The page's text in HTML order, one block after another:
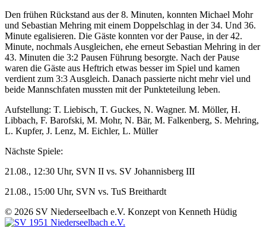
Den frühen Rückstand aus der 8. Minuten, konnten Michael Mohr
und Sebastian Mehring mit einem Doppelschlag in der 34. Und 36.
Minute egalisieren. Die Gäste konnten vor der Pause, in der 42.
Minute, nochmals Ausgleichen, ehe erneut Sebastian Mehring in der
43. Minuten die 3:2 Pausen Führung besorgte. Nach der Pause
waren die Gäste aus Heftrich etwas besser im Spiel und kamen
verdient zum 3:3 Ausgleich. Danach passierte nicht mehr viel und
beide Mannschfaten mussten mit der Punkteteilung leben.
Aufstellung: T. Liebisch, T. Guckes, N. Wagner. M. Möller, H.
Libbach, F. Barofski, M. Mohr, N. Bär, M. Falkenberg, S. Mehring,
L. Kupfer, J. Lenz, M. Eichler, L. Müller
Nächste Spiele:
21.08., 12:30 Uhr, SVN II vs. SV Johannisberg III
21.08., 15:00 Uhr, SVN vs. TuS Breithardt
© 2026 SV Niederseelbach e.V. Konzept von Kenneth Hüdig